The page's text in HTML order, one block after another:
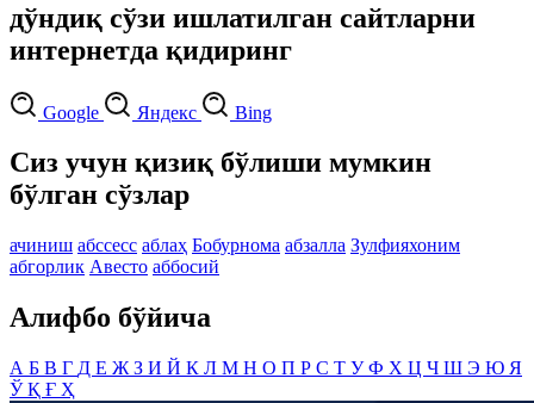
дўндиқ сўзи ишлатилган сайтларни
интернетда қидиринг
Google Яндекс Bing
Сиз учун қизиқ бўлиши мумкин
бўлган сўзлар
ачиниш абссесс аблаҳ Бобурнома абзалла Зулфияхоним
абгорлик Авесто аббосий
Алифбо бўйича
А Б В Г Д Е Ж З И Й К Л М Н О П Р С Т УФ Х Ц Ч Ш Э Ю Я
ЎҚ Ғ Ҳ